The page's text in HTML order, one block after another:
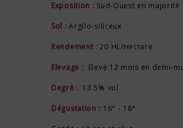
Exposition : Sud-Ouest en majorité
Sol :Argilo-siliceux
Rendement :20 HL/Hectare
Elevage : Elevé 12 mois en demi-
Degré : 13.5% vol
Dégustation : 16° - 18°